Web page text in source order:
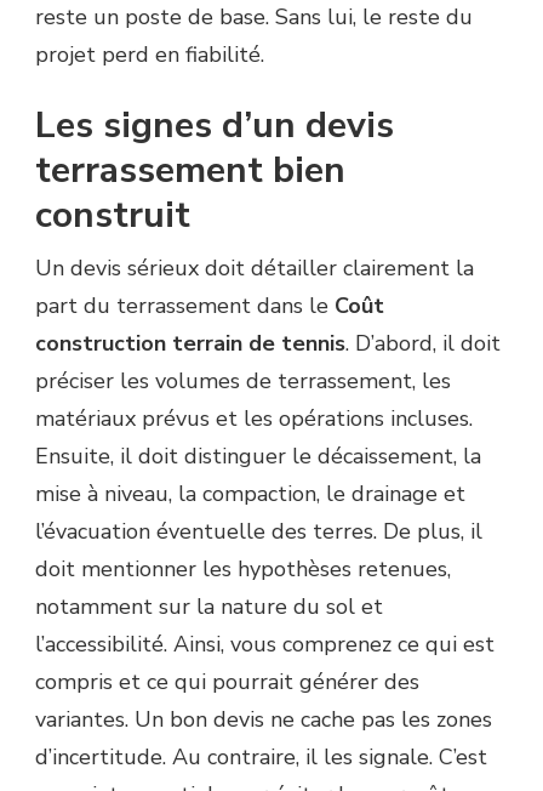
reste un poste de base. Sans lui, le reste du
projet perd en fiabilité.
Les signes d’un devis
terrassement bien
construit
Un devis sérieux doit détailler clairement la
part du terrassement dans le Coût
construction terrain de tennis. D’abord, il doit
préciser les volumes de terrassement, les
matériaux prévus et les opérations incluses.
Ensuite, il doit distinguer le décaissement, la
mise à niveau, la compaction, le drainage et
l’évacuation éventuelle des terres. De plus, il
doit mentionner les hypothèses retenues,
notamment sur la nature du sol et
l’accessibilité. Ainsi, vous comprenez ce qui est
compris et ce qui pourrait générer des
variantes. Un bon devis ne cache pas les zones
d’incertitude. Au contraire, il les signale. C’est